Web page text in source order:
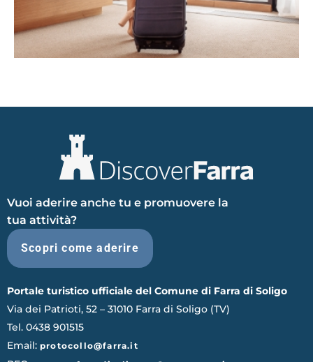
Vuoi aderire anche tu e promuovere la
tua attività?
Scopri come aderire
Portale turistico ufficiale del Comune di Farra di Soligo
Via dei Patrioti, 52 – 31010 Farra di Soligo (TV)
Tel. 0438 901515
Email: protocollo@farra.it